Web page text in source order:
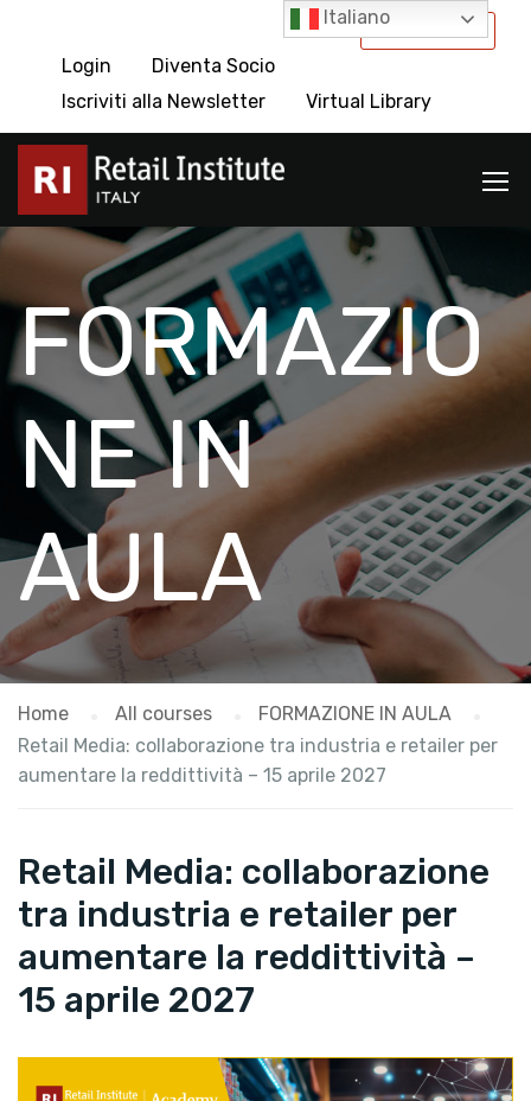
International
Login
Diventa Socio
Iscriviti alla Newsletter
Virtual Library
FORMAZIO
NE IN
AULA
Home All courses
FORMAZIONE IN AULA
Retail Media: collaborazione tra industria e retailer per
aumentare la reddittività – 15 aprile 2027
Retail Media: collaborazione
tra industria e retailer per
aumentare la reddittività –
15 aprile 2027
Italiano